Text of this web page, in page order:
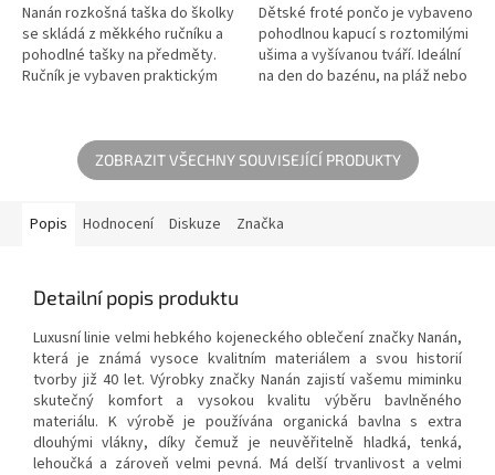
Nanán rozkošná taška do školky
se skládá z měkkého ručníku a
pohodlné tašky na předměty.
Ručník je vybaven praktickým
Dětské froté pončo je vybaveno
pohodlnou kapucí s roztomilými
ušima a vyšívanou tváří. Ideální
na den do bazénu, na pláž nebo
ZOBRAZIT VŠECHNY SOUVISEJÍCÍ PRODUKTY
Popis Hodnocení Diskuze Značka
Detailní popis produktu
Luxusní linie velmi hebkého kojeneckého oblečení značky Nanán,
která je známá vysoce kvalitním materiálem a svou historií
tvorby již 40 let. Výrobky značky Nanán zajistí vašemu miminku
skutečný komfort a vysokou kvalitu výběru bavlněného
materiálu. K výrobě je používána organická bavlna s extra
dlouhými vlákny, díky čemuž je neuvěřitelně hladká, tenká,
lehoučká a zároveň velmi pevná. Má delší trvanlivost a velmi